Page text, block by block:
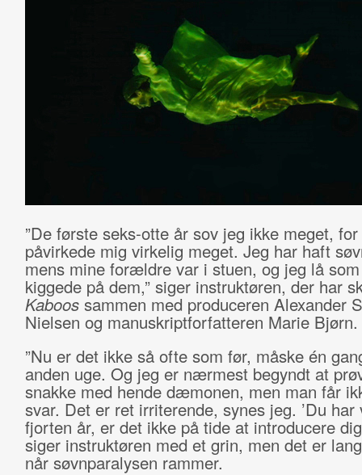
”De første seks-otte år sov jeg ikke meget,
påvirkede mig virkelig meget. Jeg har haft
mens mine forældre var i stuen, og jeg lå
kiggede på dem,” siger instruktøren, der har
Kaboossammen med produceren Alexander
Nielsen og manuskriptforfatteren Marie Bjørn.
”Nu er det ikke så ofte som før, måske én
anden uge. Og jeg er nærmest begyndt at
snakke med hende dæmonen, men man får
svar. Det er ret irriterende, synes jeg. ’Du
fjorten år, er det ikke på tide at introducere dig
siger instruktøren med et grin, men det er
når søvnparalysen rammer.